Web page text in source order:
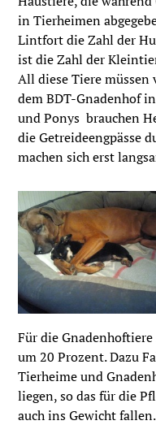
in Tierheimen
Lintfort die Zahl der
ist die Zahl der
All diese Tiere müssen
dem BDT-Gnadenhof
und Ponys brauchen
die Getreideengpässe
machen sich erst
Für die
um 20 Prozent. Dazu
Tierheime und
liegen, so das für die
auch ins Gewicht